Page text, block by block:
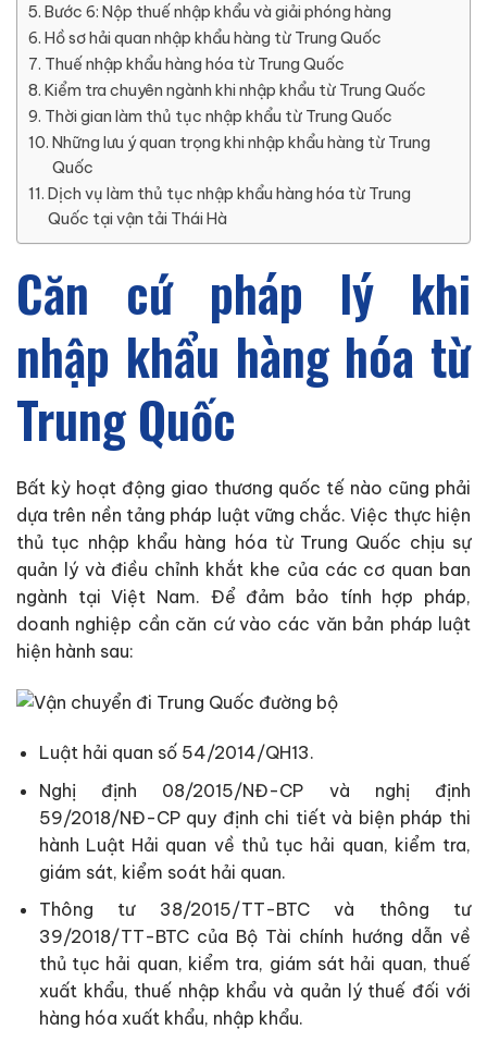
Bước 6: Nộp thuế nhập khẩu và giải phóng hàng
Hồ sơ hải quan nhập khẩu hàng từ Trung Quốc
Thuế nhập khẩu hàng hóa từ Trung Quốc
Kiểm tra chuyên ngành khi nhập khẩu từ Trung Quốc
Thời gian làm thủ tục nhập khẩu từ Trung Quốc
Những lưu ý quan trọng khi nhập khẩu hàng từ Trung
Quốc
Dịch vụ làm thủ tục nhập khẩu hàng hóa từ Trung
Quốc tại vận tải Thái Hà
Căn cứ pháp lý khi
nhập khẩu hàng hóa từ
Trung Quốc
Bất kỳ hoạt động giao thương quốc tế nào cũng phải
dựa trên nền tảng pháp luật vững chắc. Việc thực hiện
thủ tục nhập khẩu hàng hóa từ Trung Quốc chịu sự
quản lý và điều chỉnh khắt khe của các cơ quan ban
ngành tại Việt Nam. Để đảm bảo tính hợp pháp,
doanh nghiệp cần căn cứ vào các văn bản pháp luật
hiện hành sau:
Luật hải quan số 54/2014/QH13.
Nghị định 08/2015/NĐ-CP và nghị định
59/2018/NĐ-CP quy định chi tiết và biện pháp thi
hành Luật Hải quan về thủ tục hải quan, kiểm tra,
giám sát, kiểm soát hải quan.
Thông tư 38/2015/TT-BTC và thông tư
39/2018/TT-BTC của Bộ Tài chính hướng dẫn về
thủ tục hải quan, kiểm tra, giám sát hải quan, thuế
xuất khẩu, thuế nhập khẩu và quản lý thuế đối với
hàng hóa xuất khẩu, nhập khẩu.